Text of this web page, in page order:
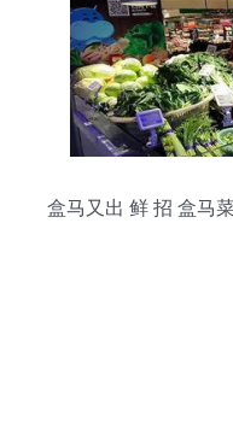
盒马又出 鲜 招 盒马